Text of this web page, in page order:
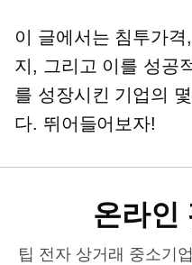
이 글에서는 침투가
지, 그리고 이를 성공
를 성장시킨 기업의
다. 뛰어들어보자!
온라인
팁 전자 상거래 중소기